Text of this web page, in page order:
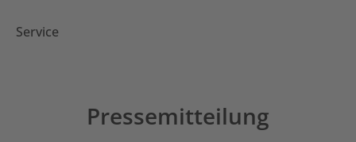
Service
Pressemitteilung